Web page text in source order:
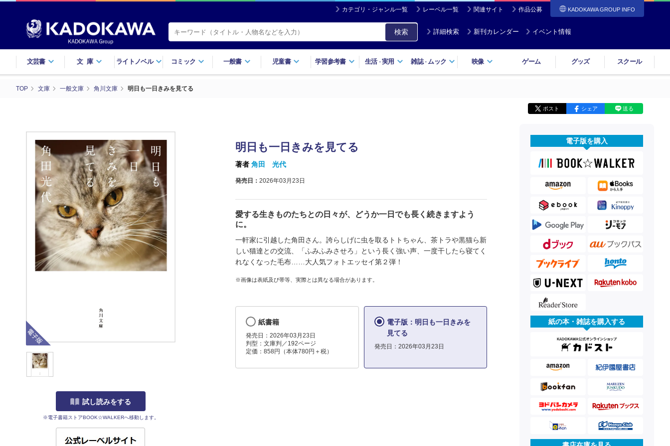
カテゴリ・ジャンル一覧 レーベル一覧 関連サイト 作品公募 KADOKAWA GROUP INFO
検索 詳細検索 新刊カレンダー イベント情報
文芸書 文庫 ライトノベル コミック 一般書 児童書 学習参考書 生活・実用 雑誌・ ムック 映像 ゲーム グッズ スクール
TOP 文庫 一般文庫 角川文庫 明日も一日きみを見てる
ポスト シェア 送る
試し読みをする
※電子書籍ストアBOOK☆WALKERへ移動します。
明日も一日きみを見てる
著者 角田 光代
発売日： 2026年03月23日
愛する生きものたちとの日々が、どうか一日でも長く続きますよう
に。
一軒家に引越した角田さん。誇らしげに虫を取るトトちゃん、茶トラや黒猫ら新
しい猫達との交流、「ふみふみさせろ」という長く強い声、一度干したら寝てく
れなくなった毛布……大人気フォトエッセイ第２弾！
※画像は表紙及び帯等、実際とは異なる場合があります。
紙書籍
発売日：2026年03月23日
判型：文庫判／192ページ
定価：858円（本体780円＋税）
電子版：明日も一日きみを
見てる
発売日：2026年03月23日
電子版を購入
紙の本・雑誌を購入する